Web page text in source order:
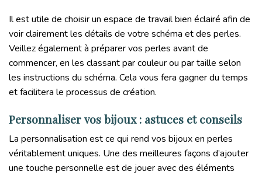
Il est utile de choisir un espace de travail bien éclairé afin de
voir clairement les détails de votre schéma et des perles.
Veillez également à préparer vos perles avant de
commencer, en les classant par couleur ou par taille selon
les instructions du schéma. Cela vous fera gagner du temps
et facilitera le processus de création.
Personnaliser vos bijoux : astuces et conseils
La personnalisation est ce qui rend vos bijoux en perles
véritablement uniques. Une des meilleures façons d’ajouter
une touche personnelle est de jouer avec des éléments